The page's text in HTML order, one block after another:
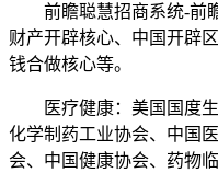
前瞻聪慧招商系统-前瞻
财产开辟核心、中国开辟
钱合做核心等。
医疗健康：美国国度生
化学制药工业协会、中国
会、中国健康协会、药物